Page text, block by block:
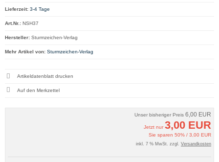
Unser bisheriger Preis 6,00 EUR
Jetzt nur3,00 EUR
Sie sparen 50% / 3,00 EUR
inkl. 7 % MwSt. zzgl. Versandkosten
Lieferzeit: 3-4 Tage
Art.Nr.: NSH37
Hersteller: Sturmzeichen-Verlag
Mehr Artikel von: Sturmzeichen-Verlag
Artikeldatenblatt drucken